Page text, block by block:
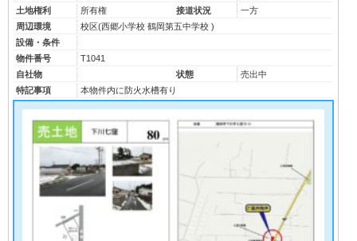
土地権利
所有権 接道状況
一方
周辺環境
校区(西郷小学校 鶴岡第五中学校 )
設備・条件
物件番号
T1041
自社物
状態
売出中
特記事項
本物件内に防火水槽有り